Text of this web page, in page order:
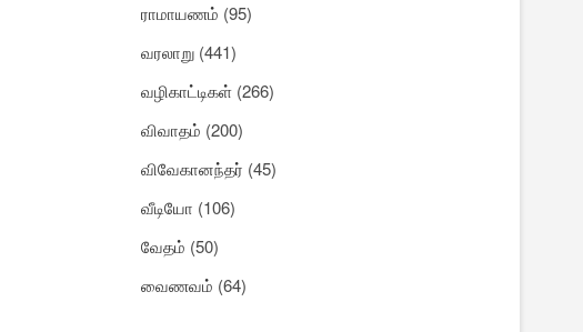
ராமாயணம் (95)
வரலாறு (441)
வழிகாட்டிகள் (266)
விவாதம் (200)
விவேகானந்தர் (45)
வீடியோ (106)
வேதம் (50)
வைணவம் (64)